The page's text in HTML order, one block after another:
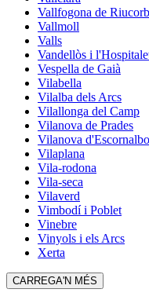
Vallfogona de Riucorb
Vallmoll
Valls
Vandellòs i
Vespella de Gaià
Vilabella
Vilalba dels Arcs
Vilallonga del Camp
Vilanova de Prades
Vilanova
Vilaplana
Vila-rodona
Vila-seca
Vilaverd
Vimbodí i Poblet
Vinebre
Vinyols i els Arcs
Xerta
CARREGA'N MÉS